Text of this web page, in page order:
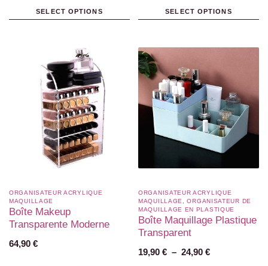
SELECT OPTIONS SELECT OPTIONS
ORGANISATEUR ACRYLIQUE
MAQUILLAGE
Boîte Makeup
Transparente Moderne
64,90 €
ORGANISATEUR ACRYLIQUE
MAQUILLAGE
,ORGANISATEUR DE
MAQUILLAGE EN PLASTIQUE​
Boîte Maquillage Plastique
Transparent
19,90 € – 24,90 €